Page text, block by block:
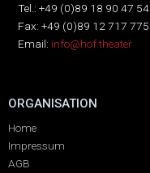
Tel.: +49 (0)89 18 90 47 54
Fax: +49 (0)89 12 717 775
Email: info@hof.theater
ORGANISATION
Home
Impressum
AGB